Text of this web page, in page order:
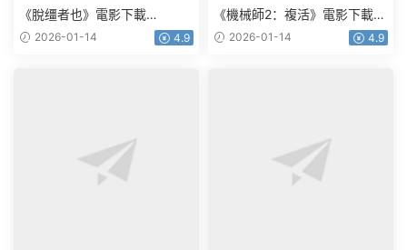
《脫缰者也》電影下載
1080p.HD國語中字
2026-01-14 4.9
機械師2複活電影下載
《機械師2：複活》電影下載
1080p.BD中英雙字
2026-01-14 4.9